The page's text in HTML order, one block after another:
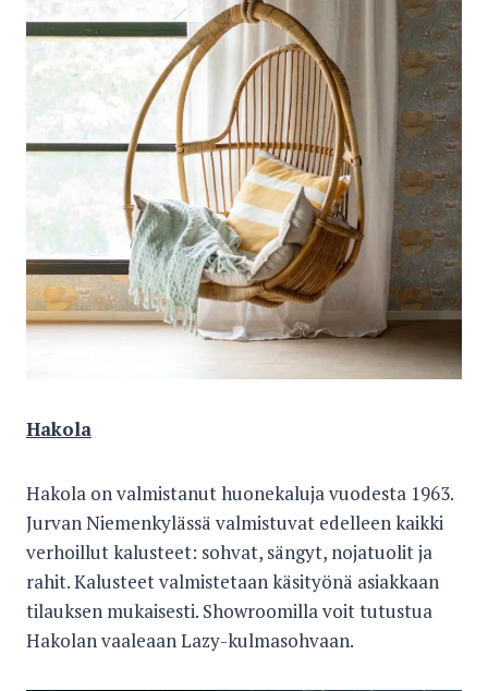
Hakola
Hakola on valmistanut huonekaluja vuodesta 1963.
Jurvan Niemenkylässä valmistuvat edelleen kaikki
verhoillut kalusteet: sohvat, sängyt, nojatuolit ja
rahit. Kalusteet valmistetaan käsityönä asiakkaan
tilauksen mukaisesti. Showroomilla voit tutustua
Hakolan vaaleaan Lazy-kulmasohvaan.